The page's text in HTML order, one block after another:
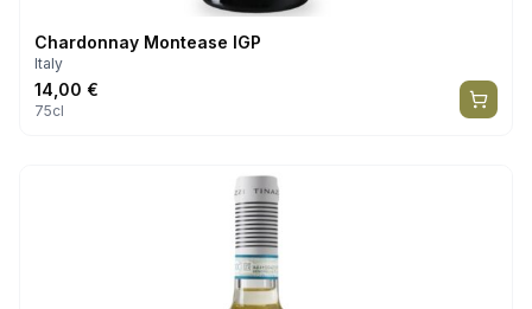
Chardonnay Montease IGP
Italy
14,00 €
75cl